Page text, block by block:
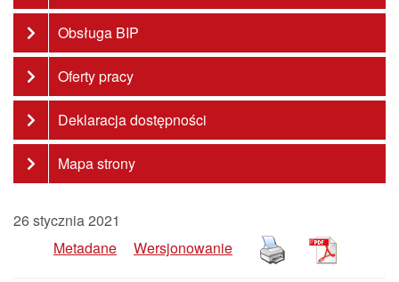
Obsługa BIP
Oferty pracy
Deklaracja dostępności
Mapa strony
26 stycznia 2021
Metadane
Wersjonowanie